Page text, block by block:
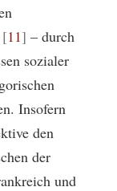
11 – durch
sozialer
Insofern
den
der
und